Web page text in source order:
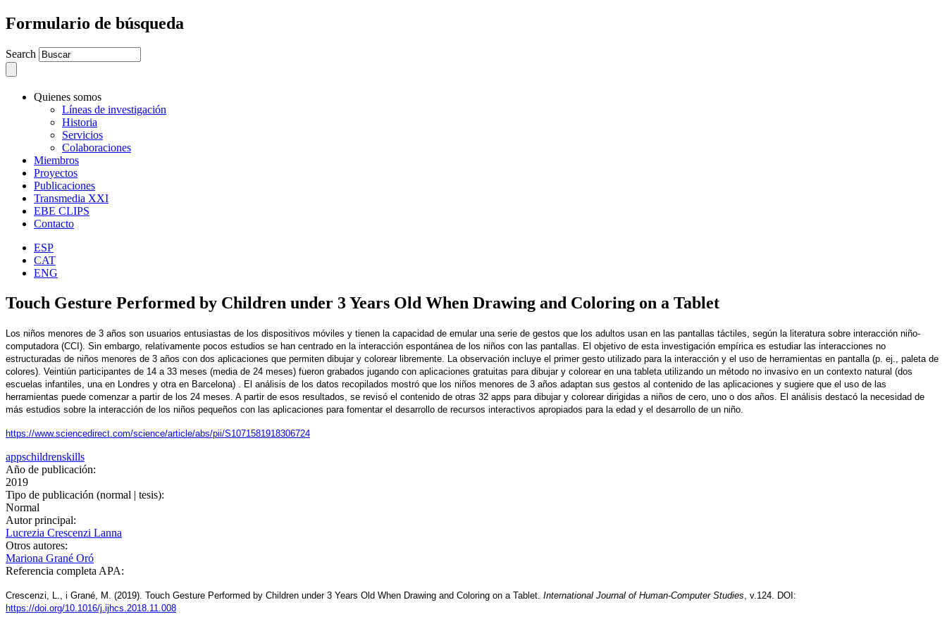
Formulario de búsqueda
Search
Quienes somos
Líneas de investigación
Historia
Servicios
Colaboraciones
Miembros
Proyectos
Publicaciones
Transmedia XXI
EBE CLIPS
Contacto
ESP
CAT
ENG
Touch Gesture Performed by Children under 3 Years Old When Drawing and Coloring on a Tablet
Los niños menores de 3 años son usuarios entusiastas de los dispositivos móviles y tienen la capacidad de emular una serie de gestos que los adultos usan en las pantallas táctiles, según la literatura sobre interacción niño-
computadora (CCI). Sin embargo, relativamente pocos estudios se han centrado en la interacción espontánea de los niños con las pantallas. El objetivo de esta investigación empírica es estudiar las interacciones no
estructuradas de niños menores de 3 años con dos aplicaciones que permiten dibujar y colorear libremente. La observación incluye el primer gesto utilizado para la interacción y el uso de herramientas en pantalla (p. ej., paleta de
colores). Veintiún participantes de 14 a 33 meses (media de 24 meses) fueron grabados jugando con aplicaciones gratuitas para dibujar y colorear en una tableta utilizando un método no invasivo en un contexto natural (dos
escuelas infantiles, una en Londres y otra en Barcelona) . El análisis de los datos recopilados mostró que los niños menores de 3 años adaptan sus gestos al contenido de las aplicaciones y sugiere que el uso de las
herramientas puede comenzar a partir de los 24 meses. A partir de esos resultados, se revisó el contenido de otras 32 apps para dibujar y colorear dirigidas a niños de cero, uno o dos años. El análisis destacó la necesidad de
más estudios sobre la interacción de los niños pequeños con las aplicaciones para fomentar el desarrollo de recursos interactivos apropiados para la edad y el desarrollo de un niño.
https://www.sciencedirect.com/science/article/abs/pii/S1071581918306724
appschildrenskills
Año de publicación:
2019
Tipo de publicación (normal | tesis):
Normal
Autor principal:
Lucrezia Crescenzi Lanna
Otros autores:
Mariona Grané Oró
Referencia completa APA:
Crescenzi, L., i Grané, M. (2019). Touch Gesture Performed by Children under 3 Years Old When Drawing and Coloring on a Tablet. International Journal of Human-Computer Studies , v.124. DOI:
https://doi.org/10.1016/j.ijhcs.2018.11.008